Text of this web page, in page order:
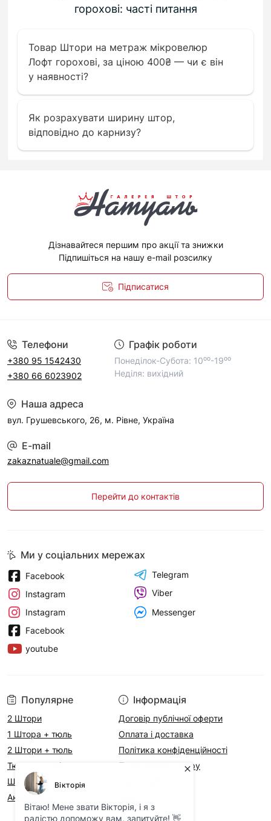
горохові: часті питання
Товар Штори на метраж мікровелюр
Лофт горохові, за ціною 400₴ — чи є він
у наявності?
Як розрахувати ширину штор,
відповідно до карнизу?
Дізнавайтеся першим про акції та знижки
Підпишіться на нашу e-mail розсилку
Підписатися
Телефони
+380 95 1542430
+380 66 6023902
Графік роботи
Понеділок-Субота: 10⁰⁰-19⁰⁰
Неділя: вихідний
Наша адреса
вул. Грушевського, 26, м. Рівне, Україна
E-mail
zakaznatuale@gmail.com
Перейти до контактів
Популярне
2 Штори
1 Штора + тюль
2 Штори + тюль
Тюль в розмірах
Штори на метраж
Аксесуари
Інформація
Договір публічної оферти
Оплата і доставка
Політика конфіденційності
Повернення товару
Ми у соціальних мережах
Facebook
Instagram
Instagram
Facebook
youtube
Telegram
Viber
Messenger